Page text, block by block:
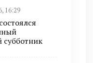
16:29